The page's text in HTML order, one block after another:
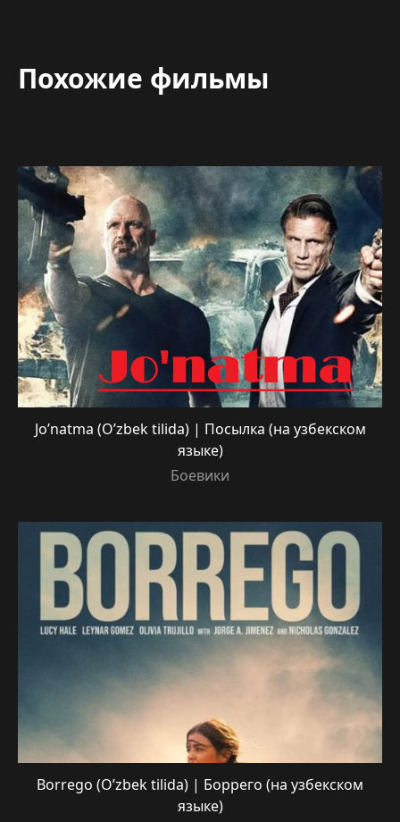
Похожие фильмы
Jo’natma (O’zbek tilida) | Посылка (на узбекском
языке)
Боевики
Borrego (O’zbek tilida) | Боррего (на узбекском
языке)